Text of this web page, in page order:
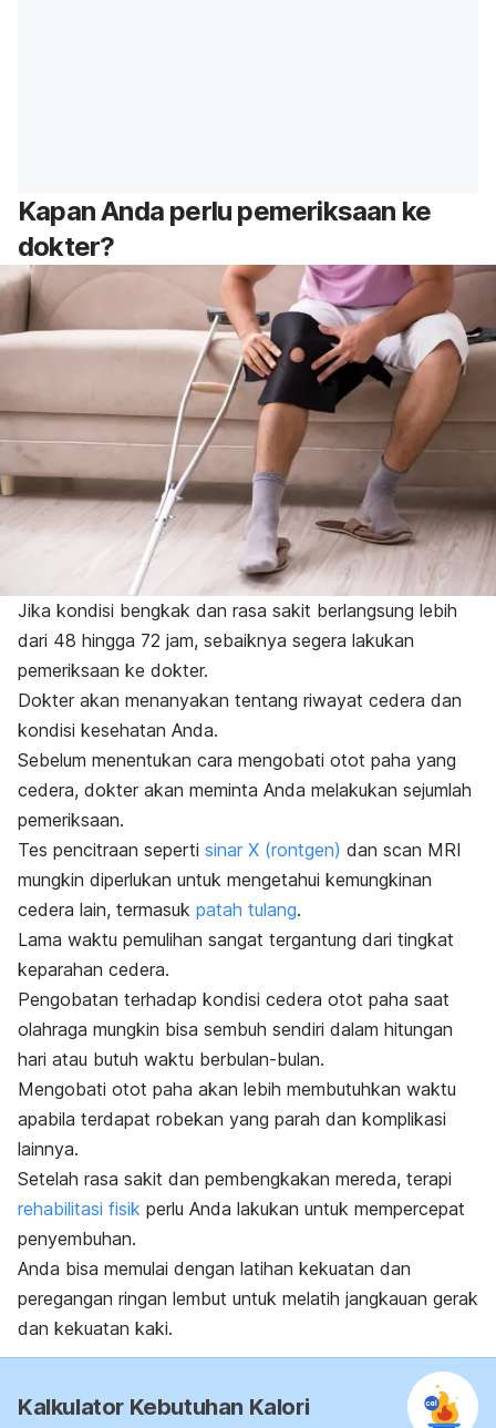
Kapan Anda perlu pemeriksaan ke
dokter?
Jika kondisi bengkak dan rasa sakit berlangsung lebih
dari 48 hingga 72 jam, sebaiknya segera lakukan
pemeriksaan ke dokter.
Dokter akan menanyakan tentang riwayat cedera dan
kondisi kesehatan Anda.
Sebelum menentukan cara mengobati otot paha yang
cedera, dokter akan meminta Anda melakukan sejumlah
pemeriksaan.
Tes pencitraan seperti sinar X (rontgen) dan scan MRI
mungkin diperlukan untuk mengetahui kemungkinan
cedera lain, termasuk patah tulang.
Lama waktu pemulihan sangat tergantung dari tingkat
keparahan cedera.
Pengobatan terhadap kondisi cedera otot paha saat
olahraga mungkin bisa sembuh sendiri dalam hitungan
hari atau butuh waktu berbulan-bulan.
Mengobati otot paha akan lebih membutuhkan waktu
apabila terdapat robekan yang parah dan komplikasi
lainnya.
Setelah rasa sakit dan pembengkakan mereda, terapi
rehabilitasi fisik perlu Anda lakukan untuk mempercepat
penyembuhan.
Anda bisa memulai dengan latihan kekuatan dan
peregangan ringan lembut untuk melatih jangkauan gerak
dan kekuatan kaki.
Kalkulator Kebutuhan Kalori